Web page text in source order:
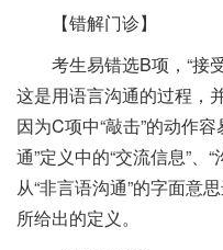
【错解门诊】
考生易错选B项，“接受
这是用语言沟通的过程，
因为C项中“敲击”的动作
通”定义中的“交流信息”、
从“非言语沟通”的字面意
所给出的定义。